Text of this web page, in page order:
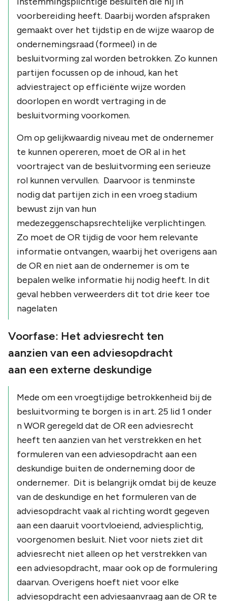
voorbereiding heeft. Daarbij worden afspraken
gemaakt over het tijdstip en de wijze waarop de
ondernemingsraad (formeel) in de
besluitvorming zal worden betrokken. Zo kunnen
partijen focussen op de inhoud, kan het
adviestraject op efficiënte wijze worden
doorlopen en wordt vertraging in de
besluitvorming voorkomen.
Om op gelijkwaardig niveau met de ondernemer
te kunnen opereren, moet de OR al in het
voortraject van de besluitvorming een serieuze
rol kunnen vervullen. Daarvoor is tenminste
nodig dat partijen zich in een vroeg stadium
bewust zijn van hun
medezeggenschapsrechtelijke verplichtingen.
Zo moet de OR tijdig de voor hem relevante
informatie ontvangen, waarbij het overigens aan
de OR en niet aan de ondernemer is om te
bepalen welke informatie hij nodig heeft. In dit
geval hebben verweerders dit tot drie keer toe
nagelaten
Voorfase: Het adviesrecht ten
aanzien van een adviesopdracht
aan een externe deskundige
Mede om een vroegtijdige betrokkenheid bij de
besluitvorming te borgen is in art. 25 lid 1 onder
n WOR geregeld dat de OR een adviesrecht
heeft ten aanzien van het verstrekken en het
formuleren van een adviesopdracht aan een
deskundige buiten de onderneming door de
ondernemer. Dit is belangrijk omdat bij de keuze
van de deskundige en het formuleren van de
adviesopdracht vaak al richting wordt gegeven
aan een daaruit voortvloeiend, adviesplichtig,
voorgenomen besluit. Niet voor niets ziet dit
adviesrecht niet alleen op het verstrekken van
een adviesopdracht, maar ook op de formulering
daarvan. Overigens hoeft niet voor elke
adviesopdracht een adviesaanvraag aan de OR te